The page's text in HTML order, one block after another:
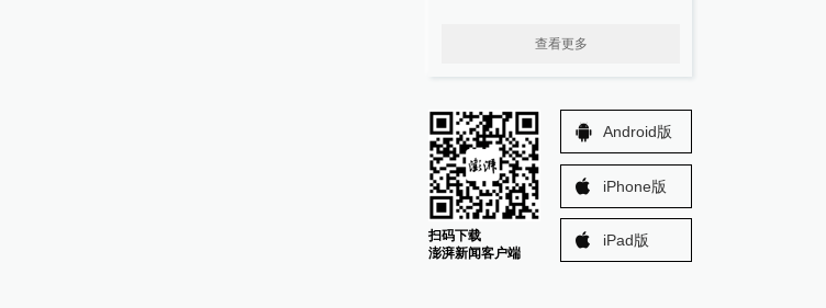
查看更多
扫码下载
澎湃新闻客户端
Android版
iPhone版
iPad版